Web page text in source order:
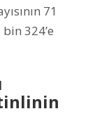
71
bin 324’e